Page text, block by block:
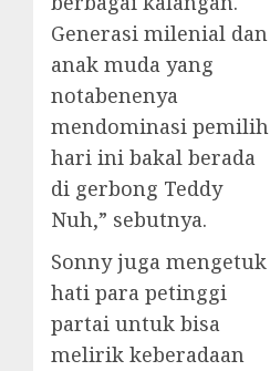
Generasi milenial dan
anak muda yang
notabenenya
mendominasi pemilih
hari ini bakal berada
di gerbong Teddy
Nuh,” sebutnya.
Sonny juga mengetuk
hati para petinggi
partai untuk bisa
melirik keberadaan